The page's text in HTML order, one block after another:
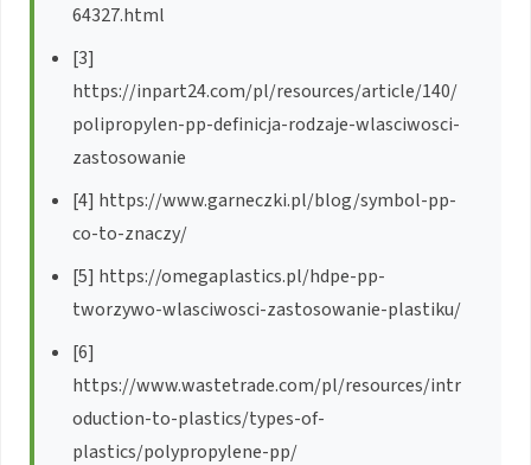
64327.html
[3]
https://inpart24.com/pl/resources/article/140/
polipropylen-pp-definicja-rodzaje-wlasciwosci-
zastosowanie
[4] https://www.garneczki.pl/blog/symbol-pp-
co-to-znaczy/
[5] https://omegaplastics.pl/hdpe-pp-
tworzywo-wlasciwosci-zastosowanie-plastiku/
[6]
https://www.wastetrade.com/pl/resources/intr
oduction-to-plastics/types-of-
plastics/polypropylene-pp/